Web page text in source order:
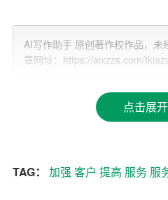
和技能，不断提升服务员的职
3. 加强内部交流与分享，建立
二、优化服务流程和标准
AI写作助手 原创著作权作品，
章网址：https://aixzzs.com/
点击展
TAG： 加强 客户 提高 服务 服